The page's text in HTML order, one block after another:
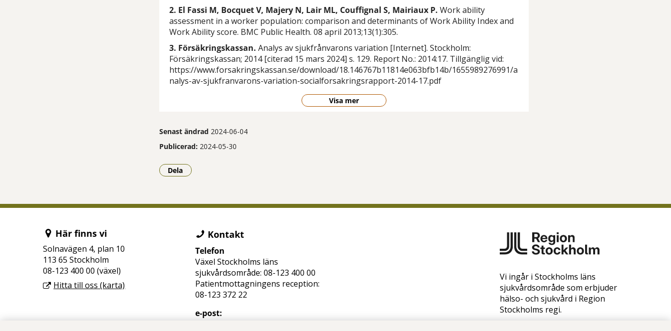
2. El Fassi M, Bocquet V, Majery N, Lair ML, Couffignal S, Mairiaux P. Work ability
assessment in a worker population: comparison and determinants of Work Ability Index and
Work Ability score. BMC Public Health. 08 april 2013;13(1):305.
3. Försäkringskassan. Analys av sjukfrånvarons variation [Internet]. Stockholm:
Försäkringskassan; 2014 [citerad 15 mars 2024] s. 129. Report No.: 2014:17. Tillgänglig vid:
https://www.forsakringskassan.se/download/18.146767b11814e063bfb14b/1655989276991/a
nalys-av-sjukfranvarons-variation-socialforsakringsrapport-2014-17.pdf
Visa mer
Senast ändrad 2024-06-04
Publicerad:2024-05-30
Dela
- Klicka för att öppna delningsalternativ.
Här finns vi
Solnavägen 4, plan 10
113 65 Stockholm
08-123 400 00 (växel)
Hitta till oss (karta)
Kontakt
Telefon
Växel Stockholms läns
sjukvårdsområde: 08-123 400 00
Patientmottagningens reception:
08-123 372 22
e-post:
Vi ingår i Stockholms läns
sjukvårdsområde som erbjuder
hälso- och sjukvård i Region
Stockholms regi.